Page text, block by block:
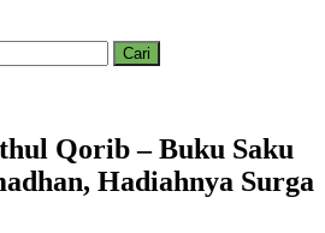
Qorib – Buku Saku
Hadiahnya Surga